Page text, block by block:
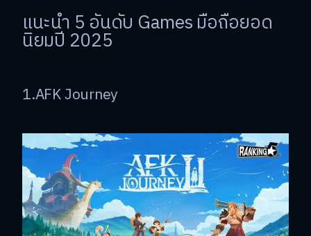
แนะนำ 5 อันดับ Games มือถือยอด
นิยมปี 2025
1.AFK Journey